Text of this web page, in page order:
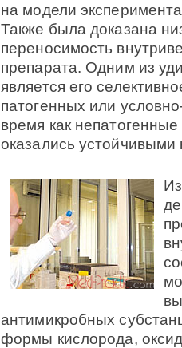
на модели
Также была доказана
переносимость
препарата. Одним из
является его
патогенных или
время как
оказались устойчивыми
антимикробных
формы кислорода,